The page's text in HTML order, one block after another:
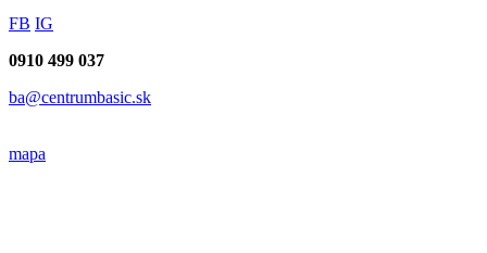
FB IG
0910 499 037
ba@centrumbasic.sk
mapa